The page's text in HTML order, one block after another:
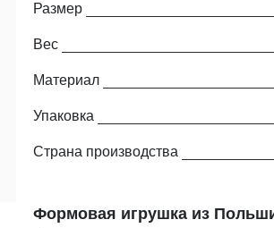
Размер
Вес
Материал
Упаковка
Страна производства
Формовая игрушка из